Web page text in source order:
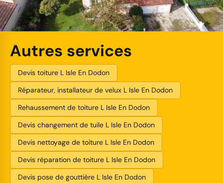
Autres services
Devis toiture L Isle En Dodon
Réparateur, installateur de velux L Isle En Dodon
Rehaussement de toiture L Isle En Dodon
Devis changement de tuile L Isle En Dodon
Devis nettoyage de toiture L Isle En Dodon
Devis réparation de toiture L Isle En Dodon
Devis pose de gouttière L Isle En Dodon